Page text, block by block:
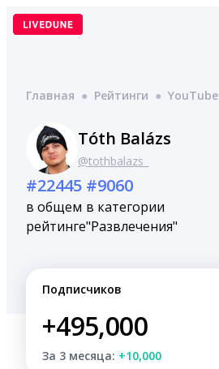
Перейти
Главная ● Рейтинги ● YouTube
Tóth Balázs
@tothbalazs_
#22445
в общем
рейтинге
#9060
в категории
"Развлечения"
Подписчиков
+495,000
За 3 месяца: +10,000